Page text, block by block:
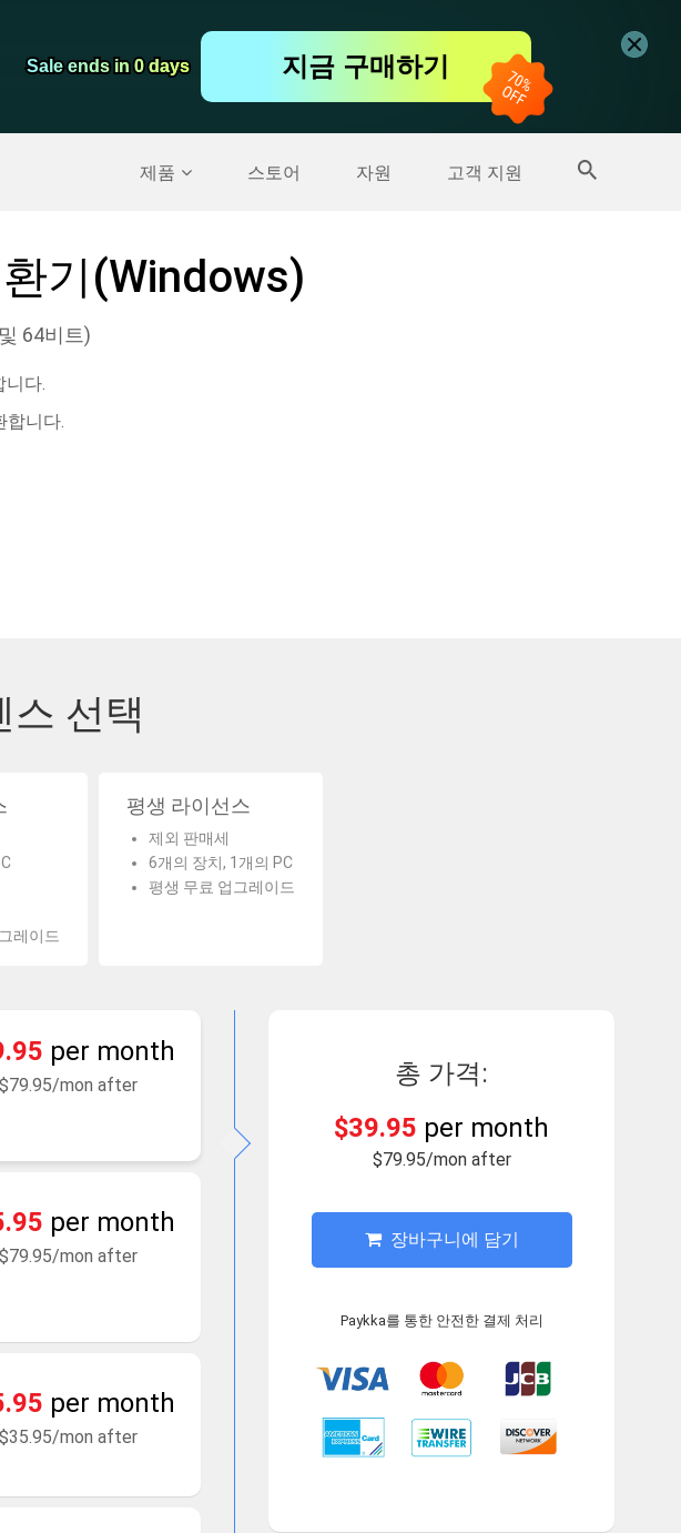
Sale ends in 0 days
Sale ends in 0 days 지금 구매하기
제품 스토어 자원 고객 지원
스크린 레코더
더 많은 제품
기(Windows)
64비트)
니다.
합니다.
스 선택
레이드
평생 라이선스
제외 판매세
6개의 장치, 1개의 PC
평생 무료 업그레이드
per month
$79.95/mon after
per month
$79.95/mon after
per month
$35.95/mon after
총 가격:
$39.95 per month
$79.95/mon after
장바구니에 담기
Paykka를 통한 안전한 결제 처리